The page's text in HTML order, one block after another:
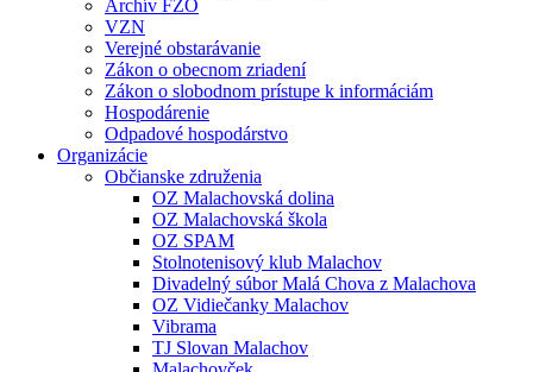
Archív FZO
VZN
Verejné obstarávanie
Zákon o obecnom zriadení
Zákon o slobodnom prístupe k informáciám
Hospodárenie
Odpadové hospodárstvo
Organizácie
Občianske združenia
OZ Malachovská dolina
OZ Malachovská škola
OZ SPAM
Stolnotenisový klub Malachov
Divadelný súbor Malá Chova z Malachova
OZ Vidiečanky Malachov
Vibrama
TJ Slovan Malachov